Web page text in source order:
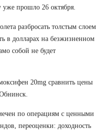
уже прошло 26 октября.
разбросать толстым слоем
в долларах на безжизненном
собой не будет
20mg сравнить цены
по операциям с ценными
переоценки: доходность